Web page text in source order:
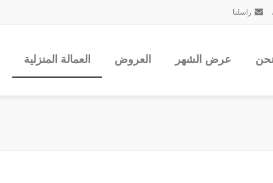
راسلنا
عرض الشهر العروض العمالة المنزلية